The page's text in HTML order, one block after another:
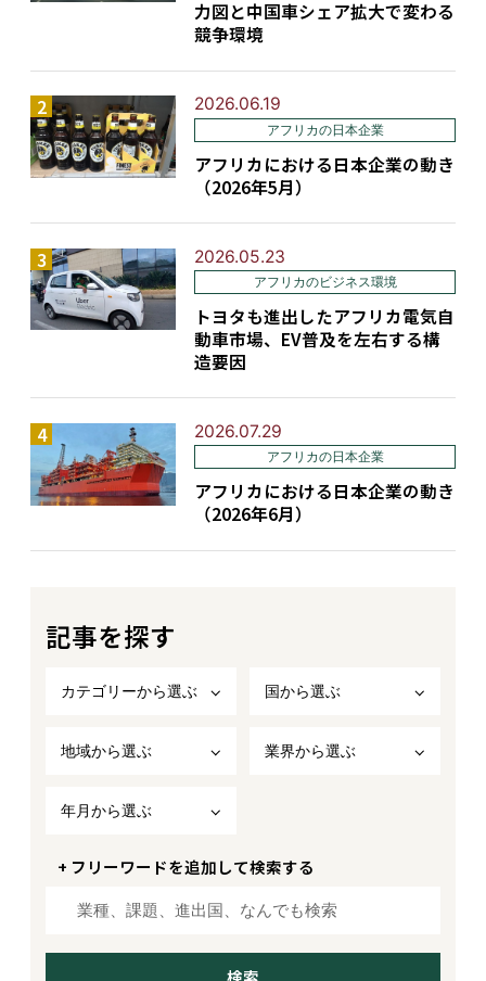
力図と中国車シェア拡大で変わる
競争環境
2026.06.19
アフリカの日本企業
アフリカにおける日本企業の動き
（2026年5月）
2026.05.23
アフリカのビジネス環境
トヨタも進出したアフリカ電気自
動車市場、EV普及を左右する構
造要因
2026.07.29
アフリカの日本企業
アフリカにおける日本企業の動き
（2026年6月）
記事を探す
カテゴリーから選ぶ 国から選ぶ
地域から選ぶ 業界から選ぶ
年月から選ぶ
+ フリーワードを追加して検索する